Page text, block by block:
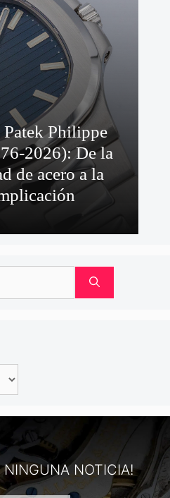
Patek Philippe
2026): De la
de acero a la
NINGUNA NOTICIA!